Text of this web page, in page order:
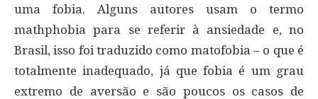
uma fobia. Alguns autores usam o termo
mathphobia para se referir à ansiedade e, no
Brasil, isso foi traduzido como matofobia – o que é
totalmente inadequado, já que fobia é um grau
extremo de aversão e são poucos os casos de